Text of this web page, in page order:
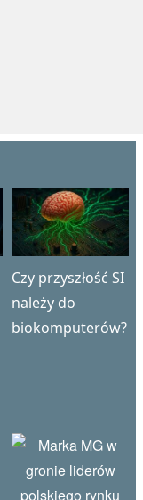
Czy przyszłość SI
należy do
biokomputerów?